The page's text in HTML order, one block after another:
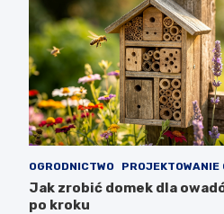
OGRODNICTWO PROJEKTOWANIE
Jak zrobić domek dla
po kroku